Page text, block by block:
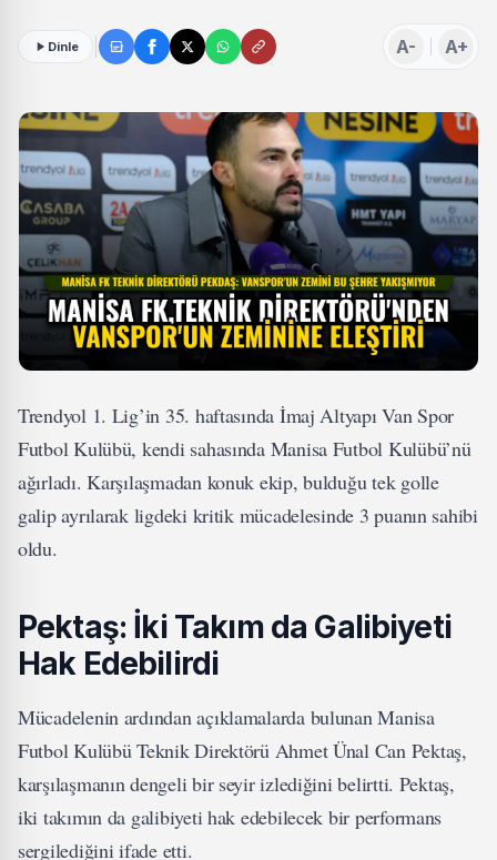
Dinle A- A+
Trendyol 1. Lig’in 35. haftasında İmaj Altyapı Van Spor
Futbol Kulübü, kendi sahasında Manisa Futbol Kulübü’nü
ağırladı. Karşılaşmadan konuk ekip, bulduğu tek golle
galip ayrılarak ligdeki kritik mücadelesinde 3 puanın sahibi
oldu.
Pektaş: İki Takım da Galibiyeti
Hak Edebilirdi
Mücadelenin ardından açıklamalarda bulunan Manisa
Futbol Kulübü Teknik Direktörü Ahmet Ünal Can Pektaş,
karşılaşmanın dengeli bir seyir izlediğini belirtti. Pektaş,
iki takımın da galibiyeti hak edebilecek bir performans
sergilediğini ifade etti.